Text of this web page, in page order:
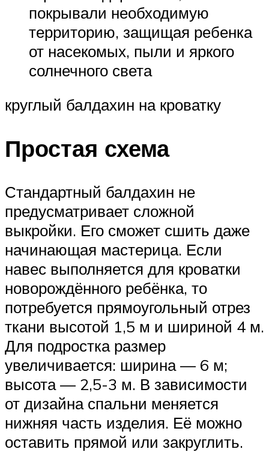
покрывали необходимую
территорию, защищая ребенка
от насекомых, пыли и яркого
солнечного света
круглый балдахин на кроватку
Простая схема
Стандартный балдахин не
предусматривает сложной
выкройки. Его сможет сшить даже
начинающая мастерица. Если
навес выполняется для кроватки
новорождённого ребёнка, то
потребуется прямоугольный отрез
ткани высотой 1,5 м и шириной 4 м.
Для подростка размер
увеличивается: ширина — 6 м;
высота — 2,5-3 м. В зависимости
от дизайна спальни меняется
нижняя часть изделия. Её можно
оставить прямой или закруглить.